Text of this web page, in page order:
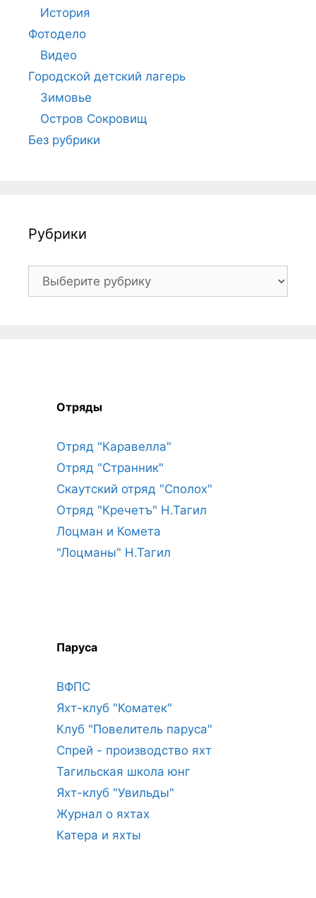
История
Фотодело
Видео
Городской детский лагерь
Зимовье
Остров Сокровищ
Без рубрики
Рубрики
Рубрики
Отряды
Отряд "Каравелла"
Отряд "Странник"
Скаутский отряд "Сполох"
Отряд "Кречетъ" Н.Тагил
Лоцман и Комета
"Лоцманы" Н.Тагил
Паруса
ВФПС
Яхт-клуб "Коматек"
Клуб "Повелитель паруса"
Спрей - производство яхт
Тагильская школа юнг
Яхт-клуб "Увильды"
Журнал о яхтах
Катера и яхты